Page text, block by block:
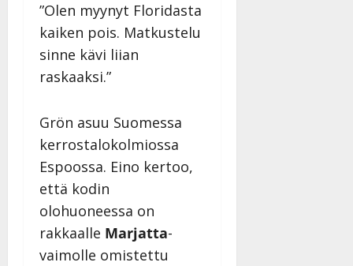
”Olen myynyt Floridasta
kaiken pois. Matkustelu
sinne kävi liian
raskaaksi.”
Grön asuu Suomessa
kerrostalokolmiossa
Espoossa. Eino kertoo,
että kodin
olohuoneessa on
rakkaalle Marjatta-
vaimolle omistettu